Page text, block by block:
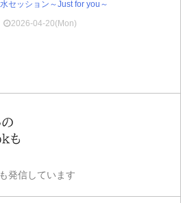
セッション～Just for you～
2026-04-20(Mon)
発信しています